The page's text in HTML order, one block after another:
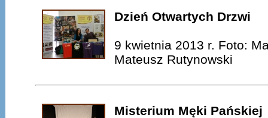
Dzień Otwartych Drzwi
9 kwietnia 2013 r. Foto:
Mateusz Rutynowski
Misterium Męki Pańskiej